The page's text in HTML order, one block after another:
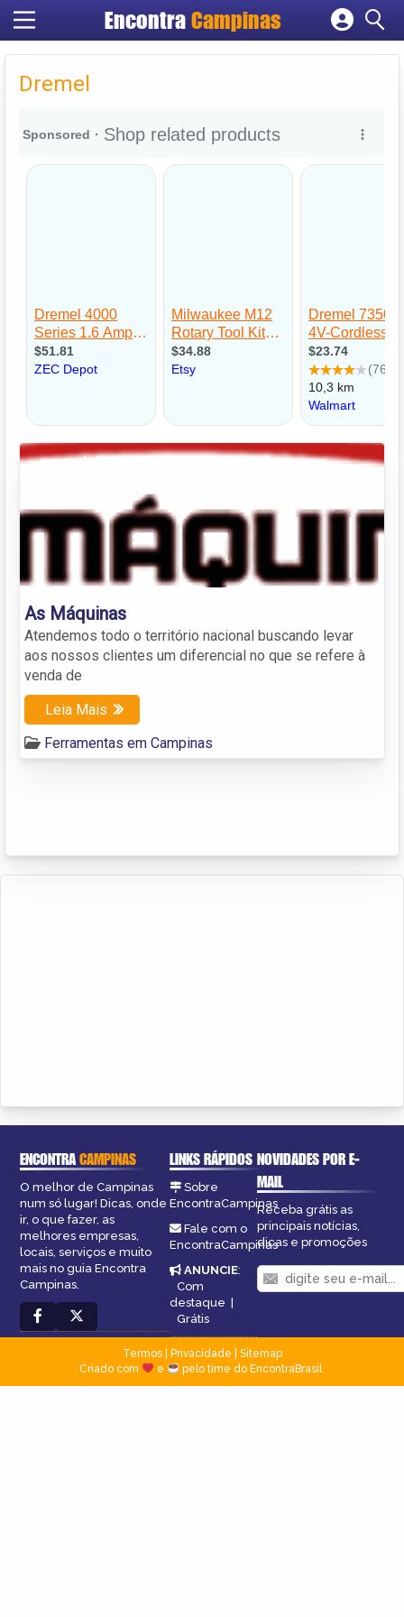
Encontra Campinas
Cadastrar empresa
Dremel
As Máquinas
Atendemos todo o território nacional buscando levar
aos nossos clientes um diferencial no que se refere à
venda de
Leia Mais
Ferramentas em Campinas
ENCONTRACAMPINAS
O melhor de Campinas
num só lugar! Dicas, onde
ir, o que fazer, as
melhores empresas,
locais, serviços e muito
mais no guia Encontra
Campinas.
LINKS RÁPIDOS
Sobre
EncontraCampinas
Fale com o
EncontraCampinas
ANUNCIE:
Com
destaque |
Grátis
NOVIDADES POR E-
MAIL
Receba grátis as
principais notícias,
dicas e promoções
Termos| Privacidade
Sitemap
Criado com
e pelo time do EncontraBrasil